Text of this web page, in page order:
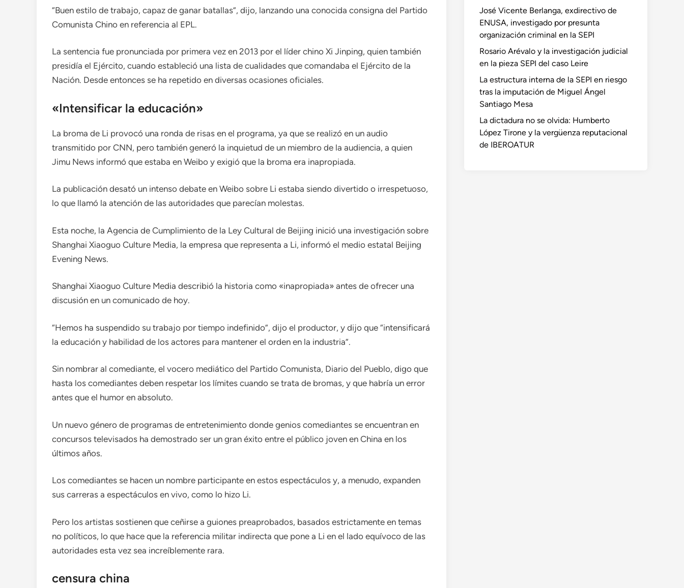
“Buen estilo de trabajo, capaz de ganar batallas”, dijo, lanzando una conocida consigna del Partido
Comunista Chino en referencia al EPL.
La sentencia fue pronunciada por primera vez en 2013 por el líder chino Xi Jinping, quien también
presidía el Ejército, cuando estableció una lista de cualidades que comandaba el Ejército de la
Nación. Desde entonces se ha repetido en diversas ocasiones oficiales.
«Intensificar la educación»
La broma de Li provocó una ronda de risas en el programa, ya que se realizó en un audio
transmitido por CNN, pero también generó la inquietud de un miembro de la audiencia, a quien
Jimu News informó que estaba en Weibo y exigió que la broma era inapropiada.
La publicación desató un intenso debate en Weibo sobre Li estaba siendo divertido o irrespetuoso,
lo que llamó la atención de las autoridades que parecían molestas.
Esta noche, la Agencia de Cumplimiento de la Ley Cultural de Beijing inició una investigación sobre
Shanghai Xiaoguo Culture Media, la empresa que representa a Li, informó el medio estatal Beijing
Evening News.
Shanghai Xiaoguo Culture Media describió la historia como «inapropiada» antes de ofrecer una
discusión en un comunicado de hoy.
“Hemos ha suspendido su trabajo por tiempo indefinido”, dijo el productor, y dijo que “intensificará
la educación y habilidad de los actores para mantener el orden en la industria”.
Sin nombrar al comediante, el vocero mediático del Partido Comunista, Diario del Pueblo, digo que
hasta los comediantes deben respetar los límites cuando se trata de bromas, y que habría un error
antes que el humor en absoluto.
Un nuevo género de programas de entretenimiento donde genios comediantes se encuentran en
concursos televisados ​​ha demostrado ser un gran éxito entre el público joven en China en los
últimos años.
Los comediantes se hacen un nombre participante en estos espectáculos y, a menudo, expanden
sus carreras a espectáculos en vivo, como lo hizo Li.
Pero los artistas sostienen que ceñirse a guiones preaprobados, basados ​​estrictamente en temas
no políticos, lo que hace que la referencia militar indirecta que pone a Li en el lado equívoco de las
autoridades esta vez sea increíblemente rara.
censura china
José Vicente Berlanga, exdirectivo de
ENUSA, investigado por presunta
organización criminal en la SEPI
Rosario Arévalo y la investigación judicial
en la pieza SEPI del caso Leire
La estructura interna de la SEPI en riesgo
tras la imputación de Miguel Ángel
Santiago Mesa
La dictadura no se olvida: Humberto
López Tirone y la vergüenza reputacional
de IBEROATUR